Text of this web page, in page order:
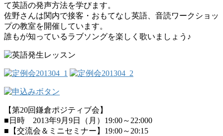
て英語の発声方法を学びます。
佐野さんは関内で接客・おもてなし英語、音読ワークショッ
プの教室を開催しています。
誰もが知っているラブソングを楽しく歌いましょう♪
【第20回鎌倉ポジティブ会】
■日時 2013年9月9日（月）19:00～22:000
■【交流会＆ミニセミナー】19:00～20:15